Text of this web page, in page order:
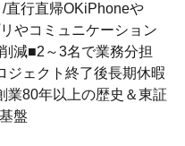
直行直帰OKiPhoneや
やコミュニケーション
減■2～3名で業務分担
ジェクト終了後長期休暇
業80年以上の歴史＆東証
盤